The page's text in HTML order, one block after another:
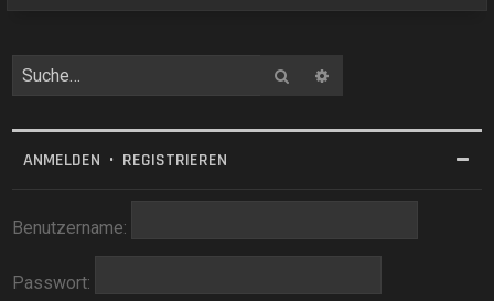
Suche
ANMELDEN • REGISTRIEREN
Benutzername:
Passwort: